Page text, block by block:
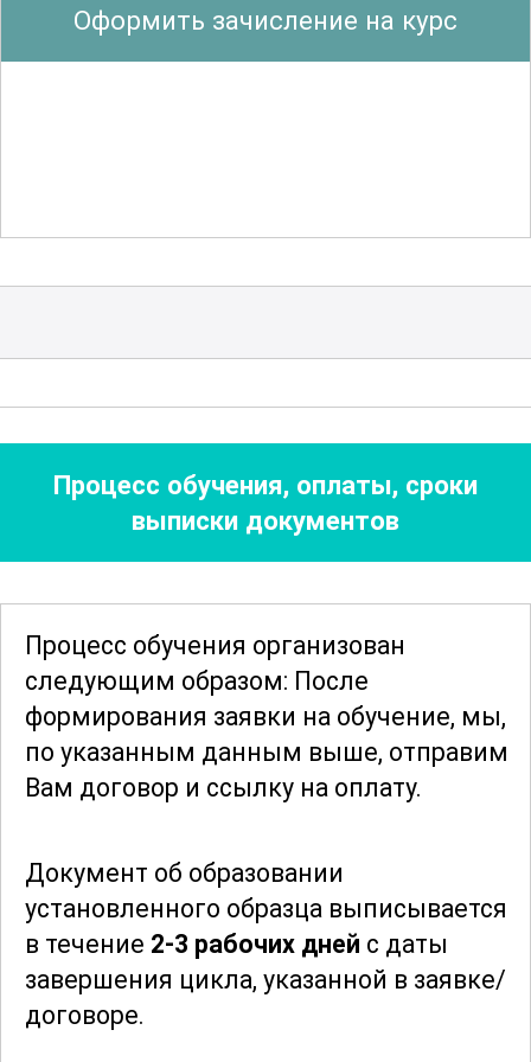
Особое внимание уделяется
критической ситуации, а также как
изучение юридических аспектов
первой помощи. Участники получают
информацию о своих правах и
обязанностях, а также о
законодательных нормах,
помощи в различных ситуациях.
По завершении курса социальные
работники будут уверены в своих силах
и знаниях, что позволит им эффективно
и быстро реагировать на любые
только повышают уровень
безопасности окружающих, но и
укрепляют профессиональную
компетентность социальных
работников.
Оформить зачисление на курс
Процесс обучения, оплаты, сроки
выписки документов
Процесс обучения организован
следующим образом: После
формирования заявки на обучение, мы,
по указанным данным выше, отправим
Вам договор и ссылку на оплату.
Документ об образовании
установленного образца выписывается
в течение 2-3 рабочих дней с даты
завершения цикла, указанной в заявке/
договоре.